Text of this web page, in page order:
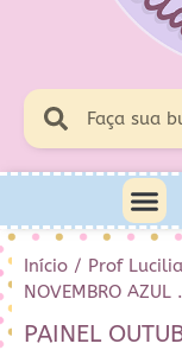
Início / Prof Lucilia
NOVEMBRO AZUL .
PAINEL